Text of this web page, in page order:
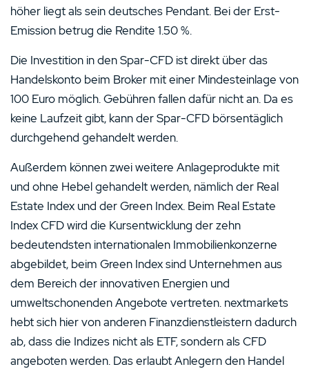
höher liegt als sein deutsches Pendant. Bei der Erst-
Emission betrug die Rendite 1.50 %.
Die Investition in den Spar-CFD ist direkt über das
Handelskonto beim Broker mit einer Mindesteinlage von
100 Euro möglich. Gebühren fallen dafür nicht an. Da es
keine Laufzeit gibt, kann der Spar-CFD börsentäglich
durchgehend gehandelt werden.
Außerdem können zwei weitere Anlageprodukte mit
und ohne Hebel gehandelt werden, nämlich der Real
Estate Index und der Green Index. Beim Real Estate
Index CFD wird die Kursentwicklung der zehn
bedeutendsten internationalen Immobilienkonzerne
abgebildet, beim Green Index sind Unternehmen aus
dem Bereich der innovativen Energien und
umweltschonenden Angebote vertreten. nextmarkets
hebt sich hier von anderen Finanzdienstleistern dadurch
ab, dass die Indizes nicht als ETF, sondern als CFD
angeboten werden. Das erlaubt Anlegern den Handel